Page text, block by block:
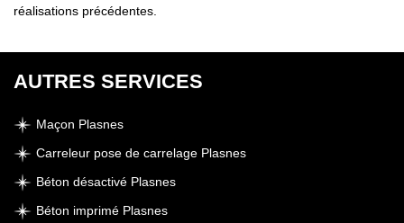
réalisations précédentes.
AUTRES SERVICES
Maçon Plasnes
Carreleur pose de carrelage Plasnes
Béton désactivé Plasnes
Béton imprimé Plasnes